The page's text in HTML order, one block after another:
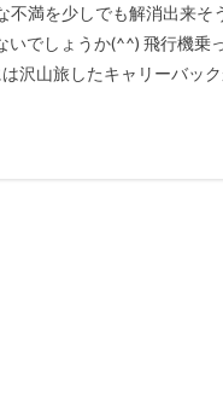
不満を少しでも解消出来そ
でしょうか(^^) 飛行機乗
沢山旅したキャリーバッ